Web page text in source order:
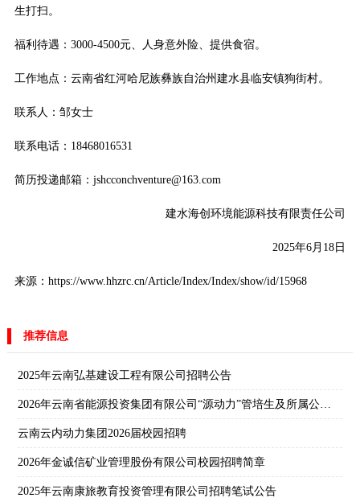
生打扫。
福利待遇：3000-4500元、人身意外险、提供食宿。
工作地点：云南省红河哈尼族彝族自治州建水县临安镇狗街村。
联系人：邹女士
联系电话：18468016531
简历投递邮箱：jshcconchventure@163.com
建水海创环境能源科技有限责任公司
2025年6月18日
来源：https://www.hhzrc.cn/Article/Index/Index/show/id/15968
推荐信息
2025年云南弘基建设工程有限公司招聘公告
2026年云南省能源投资集团有限公司“源动力”管培生及所属公司校园招聘公告
云南云内动力集团2026届校园招聘
2026年金诚信矿业管理股份有限公司校园招聘简章
2025年云南康旅教育投资管理有限公司招聘笔试公告